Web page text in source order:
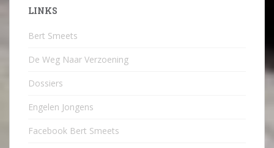
LINKS
Bert Smeets
De Weg Naar Verzoening
Dossiers
Engelen Jongens
Facebook Bert Smeets